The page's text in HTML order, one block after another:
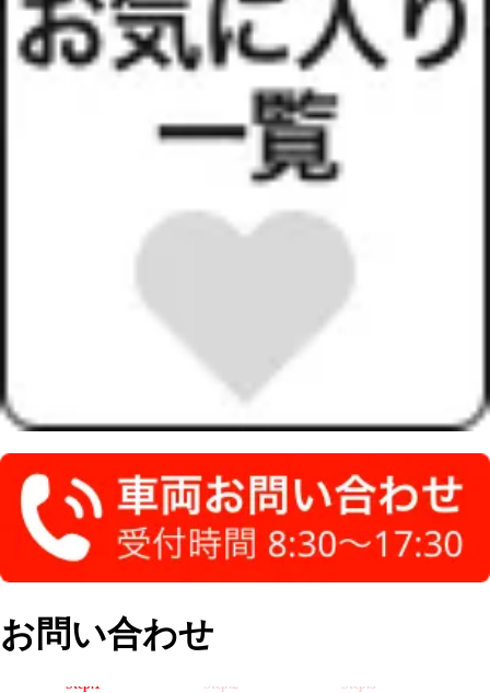
お問い合わせ
Step.1 Step.2 Step.3